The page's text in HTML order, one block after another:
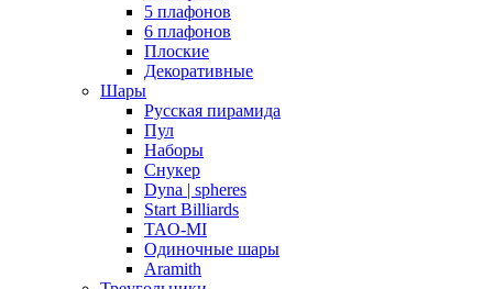
5 плафонов
6 плафонов
Плоские
Декоративные
Шары
Русская пирамида
Пул
Наборы
Снукер
Dyna | spheres
Start Billiards
TAO-MI
Одиночные шары
Aramith